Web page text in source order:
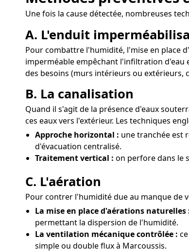
Une fois la cause détectée, nombreuses
A. L'enduit
Pour combattre l'humidité, l'mise en place
imperméable empêchant l'infiltration d'eau
des besoins (murs intérieurs ou extérieurs,
B. La canalisation
Quand il s'agit de la présence d'eaux
ces eaux vers l'extérieur. Les techniques
Approche horizontal : une tranchée est
d'évacuation centralisé.
Traitement vertical : on perfore dans le
C. L'aération
Pour contrer l'humidité due au manque de
La mise en place d'aérations naturelles
permettant la dispersion de l'humidité.
La ventilation mécanique contrôlée :
simple ou double flux à Marcoussis.